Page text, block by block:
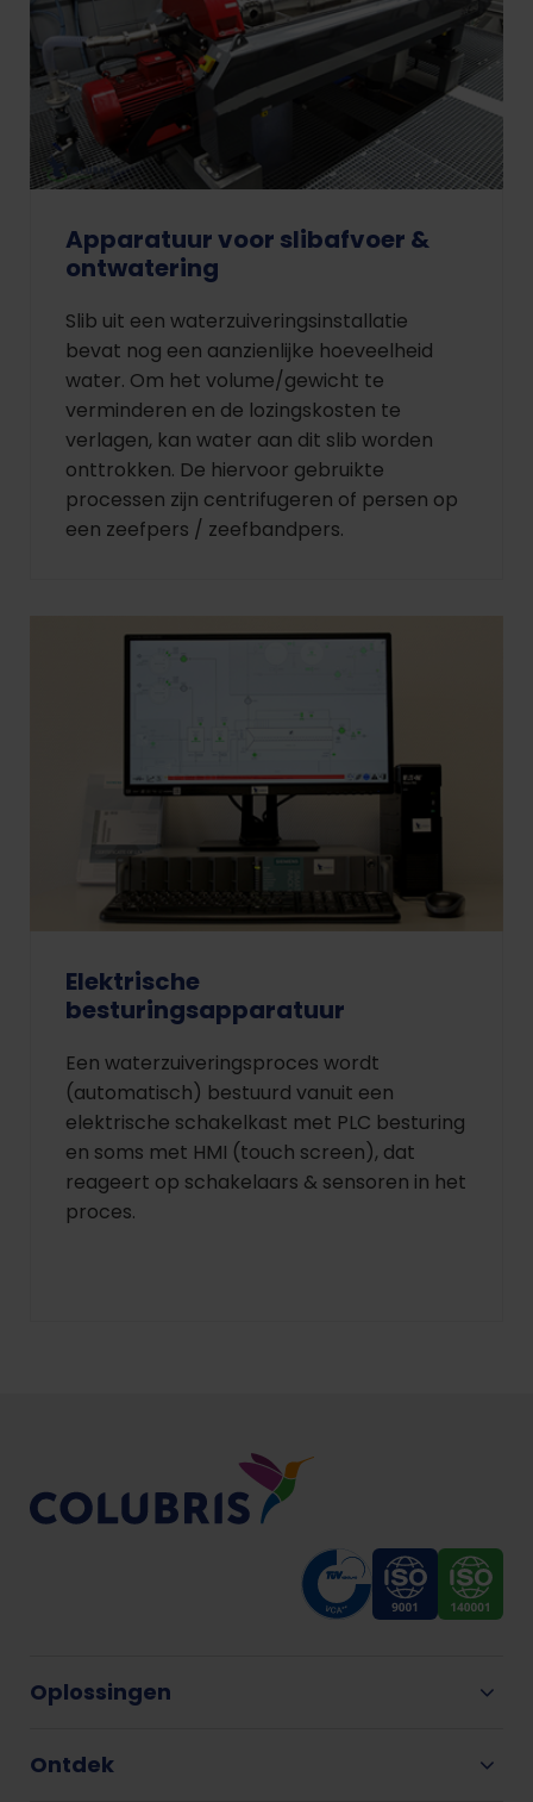
Apparatuur voor slibafvoer &
ontwatering
Slib uit een waterzuiveringsinstallatie
bevat nog een aanzienlijke hoeveelheid
water. Om het volume/gewicht te
verminderen en de lozingskosten te
verlagen, kan water aan dit slib worden
onttrokken. De hiervoor gebruikte
processen zijn centrifugeren of persen op
een zeefpers / zeefbandpers.
Elektrische
besturingsapparatuur
Een waterzuiveringsproces wordt
(automatisch) bestuurd vanuit een
elektrische schakelkast met PLC besturing
en soms met HMI (touch screen), dat
reageert op schakelaars & sensoren in het
proces.
Oplossingen
Ontdek